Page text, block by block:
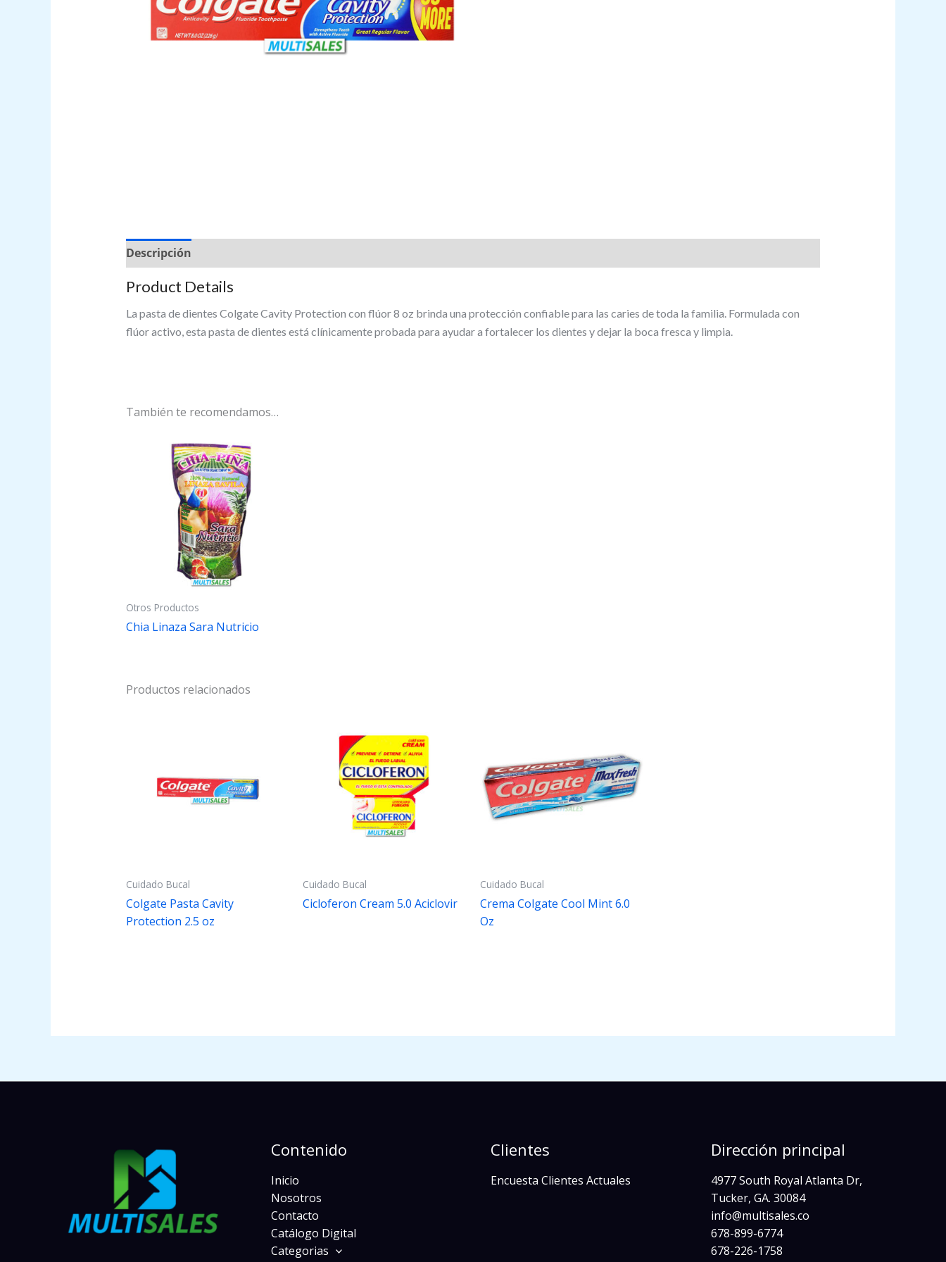
Descripción
Product Details
La pasta de dientes Colgate Cavity Protection con flúor 8 oz brinda una protección confiable para las caries de toda la familia. Formulada con
flúor activo, esta pasta de dientes está clínicamente probada para ayudar a fortalecer los dientes y dejar la boca fresca y limpia.
También te recomendamos…
Otros Productos
Chia Linaza Sara Nutricio
Productos relacionados
Cuidado Bucal
Colgate Pasta Cavity
Protection 2.5 oz
Cuidado Bucal
Cicloferon Cream 5.0 Aciclovir
Cuidado Bucal
Crema Colgate Cool Mint 6.0
Oz
Contenido
Inicio
Nosotros
Contacto
Catálogo Digital
Categorias
Clientes
Encuesta Clientes Actuales
Dirección principal
4977 South Royal Atlanta Dr,
Tucker, GA. 30084
info@multisales.co​
678-899-6774
678-226-1758